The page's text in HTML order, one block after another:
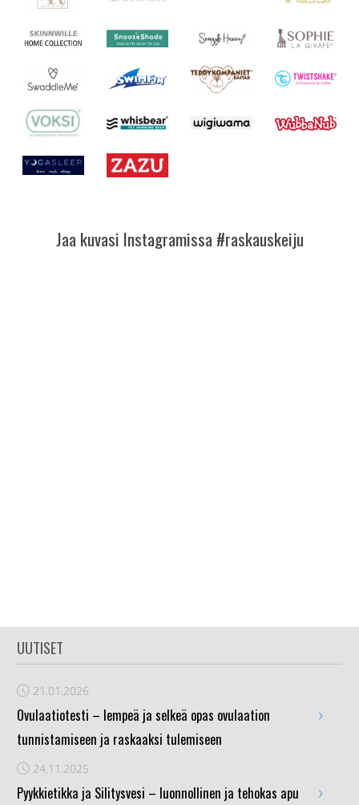
Jaa kuvasi Instagramissa #raskauskeiju
UUTISET
21.01.2026
Ovulaatiotesti – lempeä ja selkeä opas ovulaation
tunnistamiseen ja raskaaksi tulemiseen
›
24.11.2025
Pyykkietikka ja Silitysvesi – luonnollinen ja tehokas apu
›